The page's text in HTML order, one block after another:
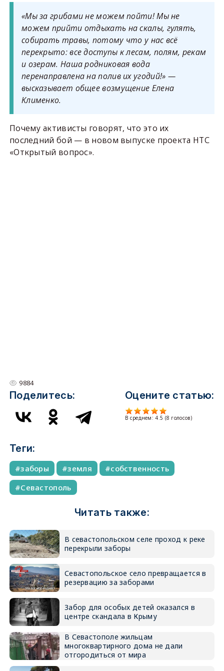
«Мы за грибами не можем пойти! Мы не
можем прийти отдыхать на скалы, гулять,
собирать травы, потому что у нас всё
перекрыто: все доступы к лесам, полям, рекам
и озерам. Наша родниковая вода
перенаправлена на полив их угодий!» —
высказывает общее возмущение Елена
Клименко.
Почему активисты говорят, что это их
последний бой — в новом выпуске проекта НТС
«Открытый вопрос».
9884
Поделитесь: Оцените статью:
В среднем:4.5 (8 голосов)
Теги:
заборы земля
собственность
Севастополь
Читать также:
В севастопольском селе проход к реке
перекрыли заборы
Севастопольское село превращается в
резервацию за заборами
Забор для особых детей оказался в
центре скандала в Крыму
В Севастополе жильцам
многоквартирного дома не дали
отгородиться от мира